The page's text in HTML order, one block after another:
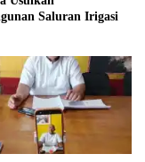
Saluran Irigasi